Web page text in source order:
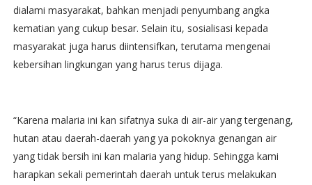
dialami masyarakat, bahkan menjadi penyumbang angka
kematian yang cukup besar. Selain itu, sosialisasi kepada
masyarakat juga harus diintensifkan, terutama mengenai
kebersihan lingkungan yang harus terus dijaga.
“Karena malaria ini kan sifatnya suka di air-air yang tergenang,
hutan atau daerah-daerah yang ya pokoknya genangan air
yang tidak bersih ini kan malaria yang hidup. Sehingga kami
harapkan sekali pemerintah daerah untuk terus melakukan